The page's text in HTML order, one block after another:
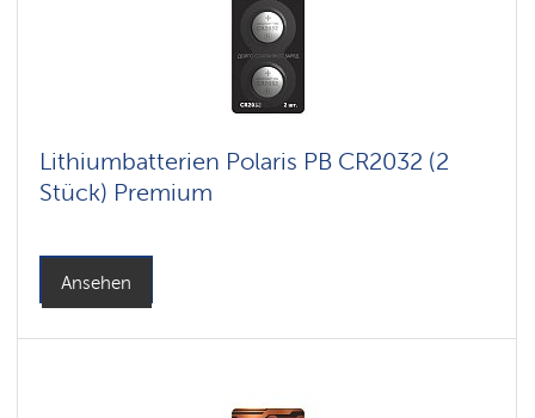
Lithiumbatterien Polaris PB CR2032 (2
Stück) Premium
Ansehen